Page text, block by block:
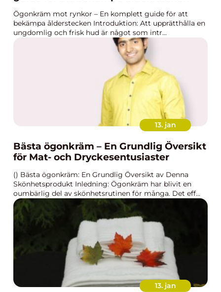
Ögonkräm mot rynkor – En komplett guide för att
bekämpa ålderstecken Introduktion: Att upprätthålla en
ungdomlig och frisk hud är något som intr...
13. jan
Bästa ögonkräm – En Grundlig Översikt
för Mat- och Dryckesentusiaster
() Bästa ögonkräm: En Grundlig Översikt av Denna
Skönhetsprodukt Inledning: Ögonkräm har blivit en
oumbärlig del av skönhetsrutinen för många. Det eff...
13. jan